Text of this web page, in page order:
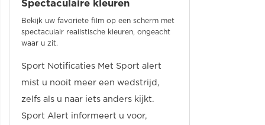
Spectaculaire kleuren
Bekijk uw favoriete film op een scherm met
spectaculair realistische kleuren, ongeacht
waar u zit.
Sport Notificaties Met Sport alert
mist u nooit meer een wedstrijd,
zelfs als u naar iets anders kijkt.
Sport Alert informeert u voor,